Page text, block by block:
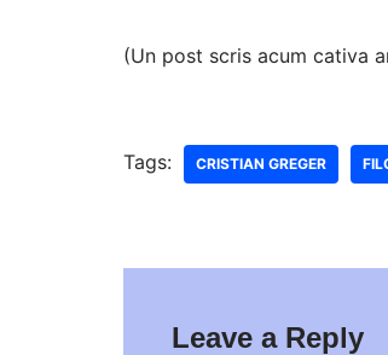
(Un post scris acum cativa
Tags: CRISTIAN GREGER
Leave a Reply